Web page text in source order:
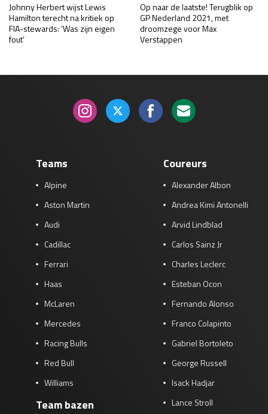
Johnny Herbert wijst Lewis
Hamilton terecht na kritiek op
FIA-stewards: ‘Was zijn eigen
fout’
Op naar de laatste! Terugblik op
GP Nederland 2021, met
droomzege voor Max
Verstappen
Teams
Alpine
Aston Martin
Audi
Cadillac
Ferrari
Haas
McLaren
Mercedes
Racing Bulls
Red Bull
Williams
Team bazen
Coureurs
Alexander Albon
Andrea Kimi Antonelli
Arvid Lindblad
Carlos Sainz Jr
Charles Leclerc
Esteban Ocon
Fernando Alonso
Franco Colapinto
Gabriel Bortoleto
George Russell
Isack Hadjar
Lance Stroll